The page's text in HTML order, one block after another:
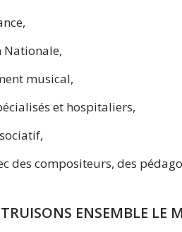
Nationale,
musical,
et hospitaliers,
des compositeurs, des
ENSEMBLE LE